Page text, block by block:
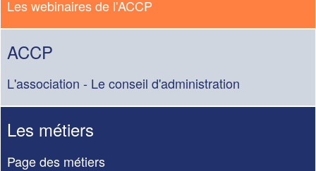
Les webinaires de l'ACCP
ACCP
L'association - Le conseil d'administration
Les métiers
Page des métiers